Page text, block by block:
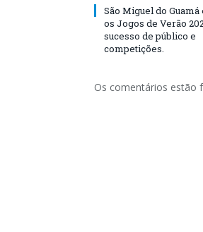
São Miguel do
os Jogos de Verão
sucesso de público e
competições.
Os comentários estão